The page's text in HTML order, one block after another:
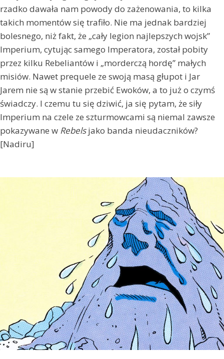
rzadko dawała nam powody do zażenowania, to kilka
takich momentów się trafiło. Nie ma jednak bardziej
bolesnego, niż fakt, że „cały legion najlepszych wojsk”
Imperium, cytując samego Imperatora, został pobity
przez kilku Rebeliantów i „morderczą hordę” małych
misiów. Nawet prequele ze swoją masą głupot i Jar
Jarem nie są w stanie przebić Ewoków, a to już o czymś
świadczy. I czemu tu się dziwić, ja się pytam, że siły
Imperium na czele ze szturmowcami są niemal zawsze
pokazywane w Rebelsjako banda nieudaczników?
[Nadiru]